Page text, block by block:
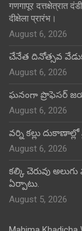
गणगापूर दत्तक्षेत्रात
दीक्षेला प्रारंभ।
August 6, 2026
చేనేత దినోత్సవ
August 6, 2026
ఘనంగా ప్రొఫెసర్
August 6, 2026
వర్ని కల్లు
August 6, 2026
కల్కి చెరువు
ఏర్పాటు.
August 5, 2026